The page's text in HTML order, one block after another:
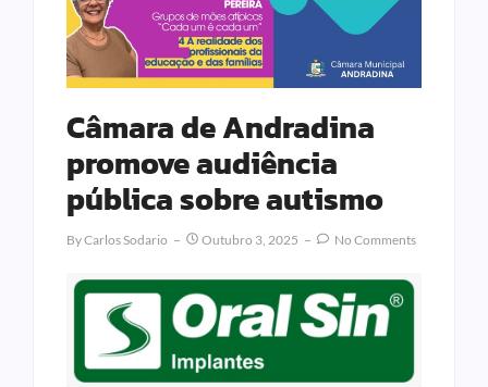
Câmara de Andradina
promove audiência
pública sobre autismo
ByCarlos Sodario Outubro 3, 2025 No Comments